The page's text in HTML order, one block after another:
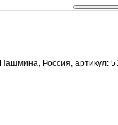
Пашмина, Россия, артикул: